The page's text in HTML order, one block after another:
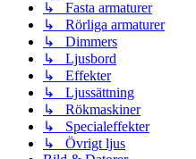
↳ Fasta armaturer
↳ Rörliga armaturer
↳ Dimmers
↳ Ljusbord
↳ Effekter
↳ Ljussättning
↳ Rökmaskiner
↳ Specialeffekter
↳ Övrigt ljus